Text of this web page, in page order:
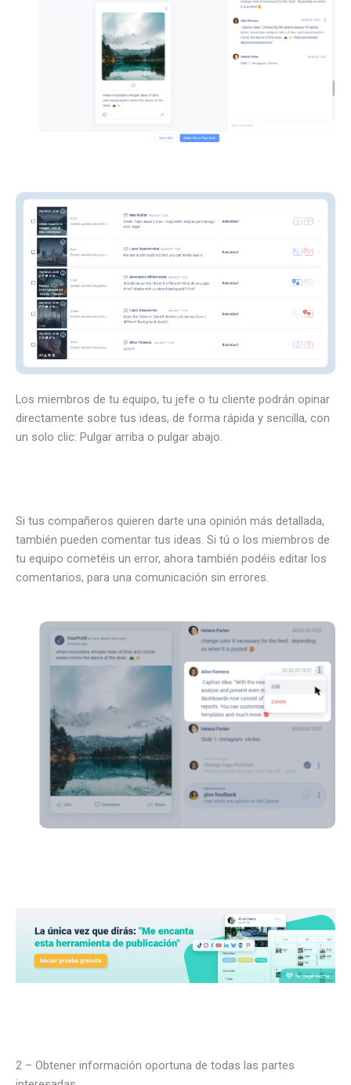
Los miembros de tu equipo, tu jefe o tu cliente podrán opinar
directamente sobre tus ideas, de forma rápida y sencilla, con
un solo clic: Pulgar arriba o pulgar abajo.
Si tus compañeros quieren darte una opinión más detallada,
también pueden comentar tus ideas. Si tú o los miembros de
tu equipo cometéis un error, ahora también podéis editar los
comentarios, para una comunicación sin errores.
2 – Obtener información oportuna de todas las partes